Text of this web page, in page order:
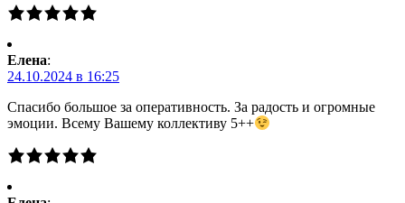
Елена:
24.10.2024 в 16:25
Спасибо большое за оперативность. За радость и огромные
эмоции. Всему Вашему коллективу 5++